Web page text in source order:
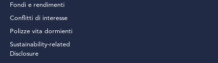
Fondi e rendimenti
Conflitti di interesse
Polizze vita dormienti
Sustainability-related
Disclosure